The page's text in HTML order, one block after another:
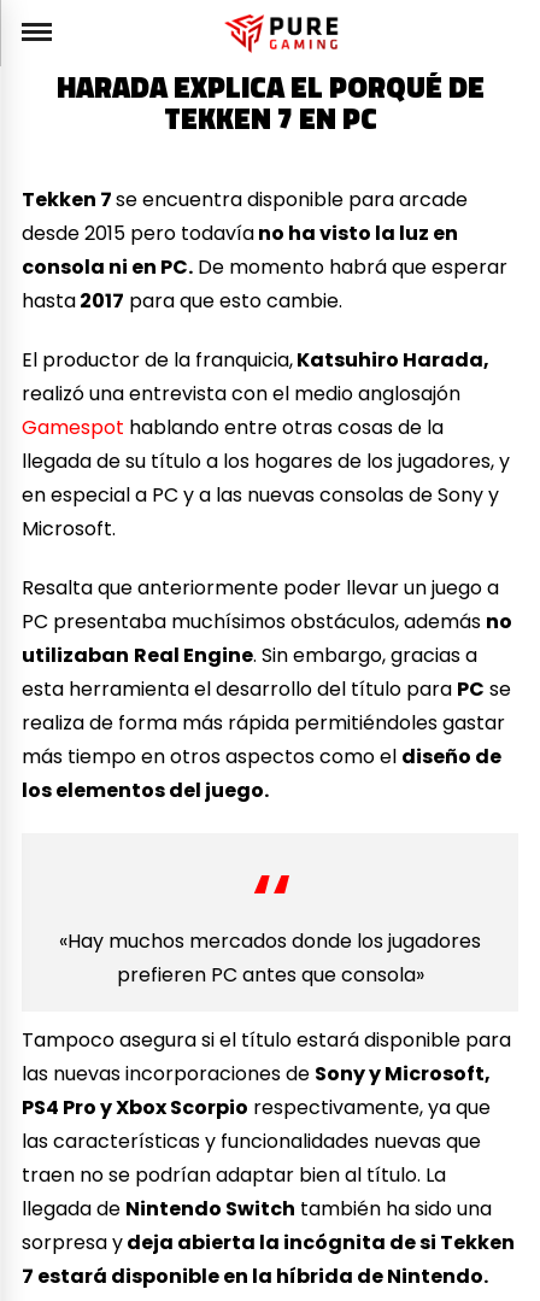
HARADA EXPLICA EL PORQUÉ DE
TEKKEN 7 EN PC
Tekken 7se encuentra disponible para arcade
desde 2015 pero todavíano ha visto la luz en
consola ni en PC. De momento habrá que esperar
hasta2017 para que esto cambie.
El productor de la franquicia,Katsuhiro Harada,
realizó una entrevista con el medio anglosajón
Gamespot hablando entre otras cosas de la
llegada de su título a los hogares de los jugadores, y
en especial a PC y a las nuevas consolas de Sony y
Microsoft.
Resalta que anteriormente poder llevar un juego a
PC presentaba muchísimos obstáculos, además no
utilizaban Real Engine. Sin embargo, gracias a
esta herramienta el desarrollo del título para PC se
realiza de forma más rápida permitiéndoles gastar
más tiempo en otros aspectos como el diseño de
los elementos del juego.
«Hay muchos mercados donde los jugadores
prefieren PC antes que consola»
Tampoco asegura si el título estará disponible para
las nuevas incorporaciones de Sony y Microsoft,
PS4 Pro y Xbox Scorpio respectivamente, ya que
las características y funcionalidades nuevas que
traen no se podrían adaptar bien al título. La
llegada de Nintendo Switch también ha sido una
sorpresa ydeja abierta la incógnita de si Tekken
7 estará disponible en la híbrida de Nintendo.